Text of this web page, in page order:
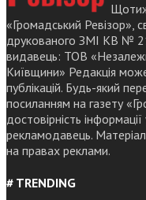
«Громадський Ревізор»,
друкованого ЗМІ КВ №
видавець: ТОВ
Київщини» Редакція
публікацій. Будь-який
посиланням на газету
достовірність
рекламодавець.
на правах реклами.
# TRENDING